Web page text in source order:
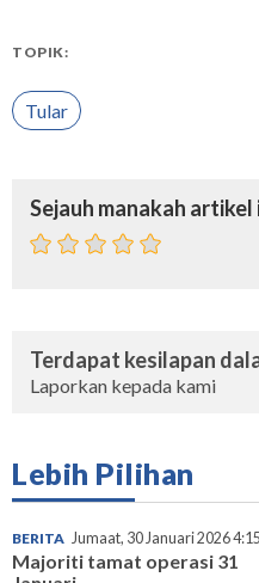
TOPIK:
Tular
Sejauh manakah
Terdapat kesilapan
Laporkan kepada kami
Lebih Pilihan
BERITA Jumaat, 30 Januari 2026
Majoriti tamat operasi 31